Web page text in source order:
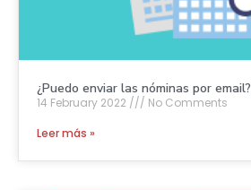
¿Puedo enviar las nóminas por email?
14 February 2022
No Comments
Leer más »